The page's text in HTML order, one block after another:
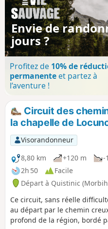
Lochrist, son enclos paroissial
fontaine.
Envie de
jours ?
Profitez de 10% de
permanenteet partez à
l’aventure !
Circuit des
la chapelle de
Visorandonneur
8,80 km
+120 m
-
2h 50
Facile
Départ à Quistinic
Ce circuit, sans réelle
au départ par le chemin
profond de la région, bordé